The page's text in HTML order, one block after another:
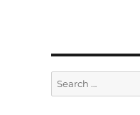
Search
for: